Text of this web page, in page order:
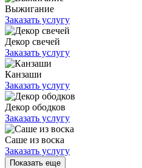
Выжигание
Заказать услугу
Декор свечей
Заказать услугу
Канзаши
Заказать услугу
Декор ободков
Заказать услугу
Саше из воска
Заказать услугу
Показать еще